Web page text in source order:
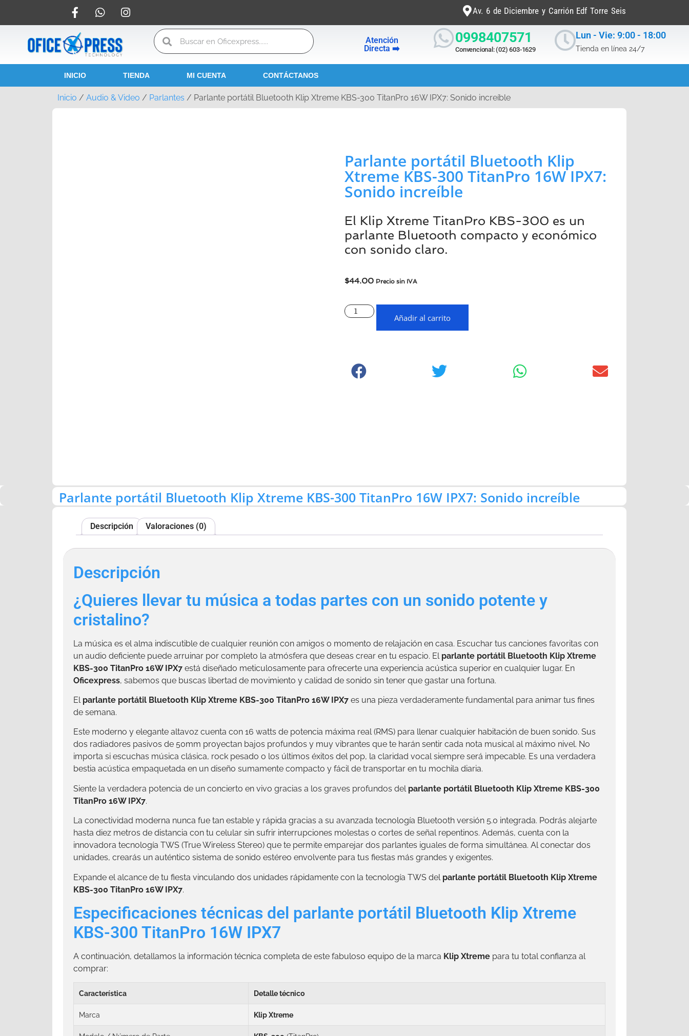
Av. 6 de Diciembre y Carrión Edf Torre Seis
Atención
Directa ➡️
0998407571
Convencional: (02) 603-1629
Lun - Vie: 9:00 - 18:00
Tienda en línea 24/7
INICIO TIENDA MI CUENTA CONTÁCTANOS
Inicio / Audio & Video / Parlantes / Parlante portátil Bluetooth Klip Xtreme KBS-300 TitanPro 16W IPX7: Sonido increíble
Parlante portátil Bluetooth Klip
Xtreme KBS-300 TitanPro 16W IPX7:
Sonido increíble
El Klip Xtreme TitanPro KBS-300 es un
parlante Bluetooth compacto y económico
con sonido claro.
$44.00 Precio sin IVA
Añadir al carrito
Parlante portátil Bluetooth Klip Xtreme KBS-300 TitanPro 16W IPX7: Sonido increíble
Descripción Valoraciones (0)
Descripción
¿Quieres llevar tu música a todas partes con un sonido potente y
cristalino?
La música es el alma indiscutible de cualquier reunión con amigos o momento de relajación en casa. Escuchar tus canciones favoritas con
un audio deficiente puede arruinar por completo la atmósfera que deseas crear en tu espacio. El parlante portátil Bluetooth Klip Xtreme
KBS-300 TitanPro 16W IPX7 está diseñado meticulosamente para ofrecerte una experiencia acústica superior en cualquier lugar. En
Oficexpress, sabemos que buscas libertad de movimiento y calidad de sonido sin tener que gastar una fortuna.
El parlante portátil Bluetooth Klip Xtreme KBS-300 TitanPro 16W IPX7 es una pieza verdaderamente fundamental para animar tus fines
de semana.
Este moderno y elegante altavoz cuenta con 16 watts de potencia máxima real (RMS) para llenar cualquier habitación de buen sonido. Sus
dos radiadores pasivos de 50mm proyectan bajos profundos y muy vibrantes que te harán sentir cada nota musical al máximo nivel. No
importa si escuchas música clásica, rock pesado o los últimos éxitos del pop, la claridad vocal siempre será impecable. Es una verdadera
bestia acústica empaquetada en un diseño sumamente compacto y fácil de transportar en tu mochila diaria.
Siente la verdadera potencia de un concierto en vivo gracias a los graves profundos del parlante portátil Bluetooth Klip Xtreme KBS-300
TitanPro 16W IPX7.
La conectividad moderna nunca fue tan estable y rápida gracias a su avanzada tecnología Bluetooth versión 5.0 integrada. Podrás alejarte
hasta diez metros de distancia con tu celular sin sufrir interrupciones molestas o cortes de señal repentinos. Además, cuenta con la
innovadora tecnología TWS (True Wireless Stereo) que te permite emparejar dos parlantes iguales de forma simultánea. Al conectar dos
unidades, crearás un auténtico sistema de sonido estéreo envolvente para tus fiestas más grandes y exigentes.
Expande el alcance de tu fiesta vinculando dos unidades rápidamente con la tecnología TWS del parlante portátil Bluetooth Klip Xtreme
KBS-300 TitanPro 16W IPX7.
Especificaciones técnicas del parlante portátil Bluetooth Klip Xtreme
KBS-300 TitanPro 16W IPX7
A continuación, detallamos la información técnica completa de este fabuloso equipo de la marca Klip Xtreme para tu total confianza al
comprar:
Característica Detalle técnico
Marca Klip Xtreme